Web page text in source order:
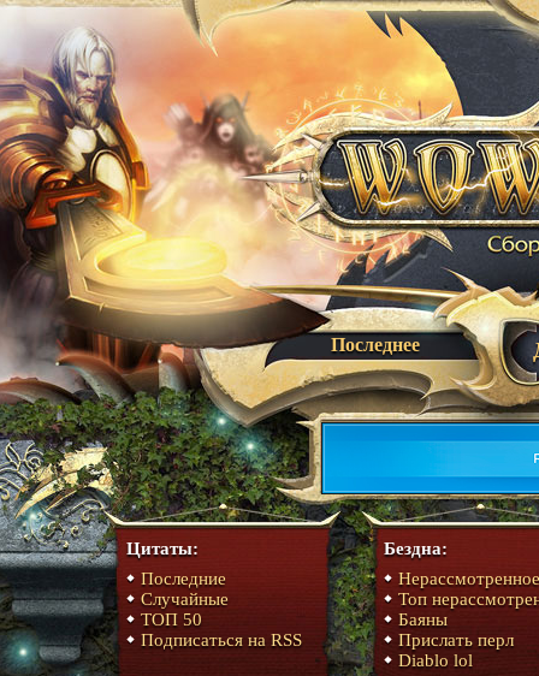
Последнее
Цитаты:
Последние
Случайные
ТОП 50
Подписаться на RSS
Бездна:
Нерассмотренное
Топ
Баяны
Прислать перл
Diablo lol